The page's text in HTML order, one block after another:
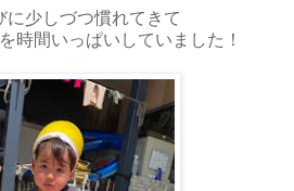
に少しづつ慣れてきて
時間いっぱいしていました！